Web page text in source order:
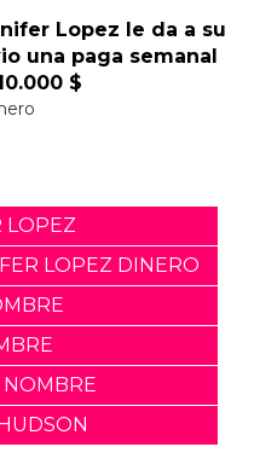
Lopez le da a su
una paga semanal
$
LOPEZ
LOPEZ DINERO